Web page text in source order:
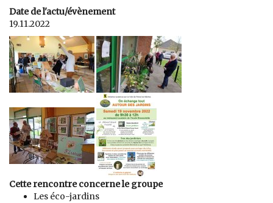
Date de l'actu/évènement
19.11.2022
Cette rencontre concerne le groupe
Les éco-jardins